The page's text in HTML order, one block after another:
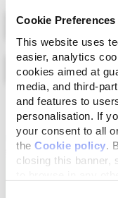
Cookie Preferences
This website uses
easier, analytics
cookies aimed at
media, and third-
and features to
personalisation. If
your consent to all
the Cookie policy .
closing this banner,
Select a tab
Lijst